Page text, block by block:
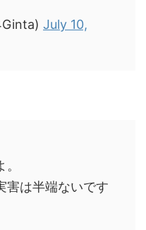
July 10,
害は半端ないです